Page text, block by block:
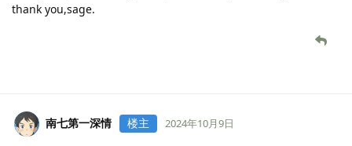
thank you,sage.
南七第一深情 楼主 2024年10月9日